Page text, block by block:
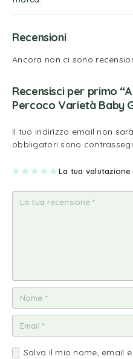
Recensioni
Ancora non ci sono
Recensisci per primo
Percoco Varietà Baby
Il tuo indirizzo email non
obbligatori sono
La tua valutazione
1
a
2
e
su
5
3
e
su
5
4
e
su
5
5
e
su
5
Salva il mio nome, email